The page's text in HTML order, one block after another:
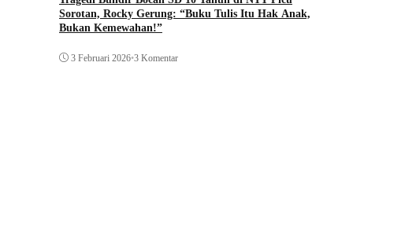
Sorotan, Rocky Gerung: “Buku Tulis Itu Hak Anak,
Bukan Kemewahan!”
3 Februari 2026•3 Komentar